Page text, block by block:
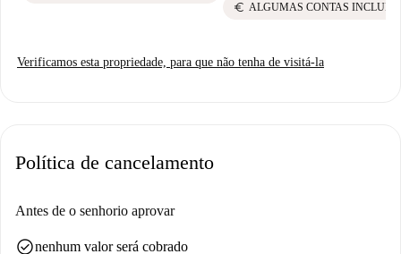
euro ALGUMAS CONTAS
Verificamos esta propriedade, para que não tenha de visitá-la
Política de cancelamento
Antes de o senhorio aprovar
check_circlenenhum valor será cobrado